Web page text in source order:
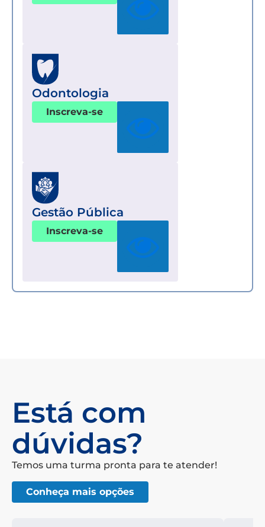
Odontologia
Inscreva-se
Gestão Pública
Inscreva-se
Está com
dúvidas?
Temos uma turma pronta para te atender!
Conheça mais opções